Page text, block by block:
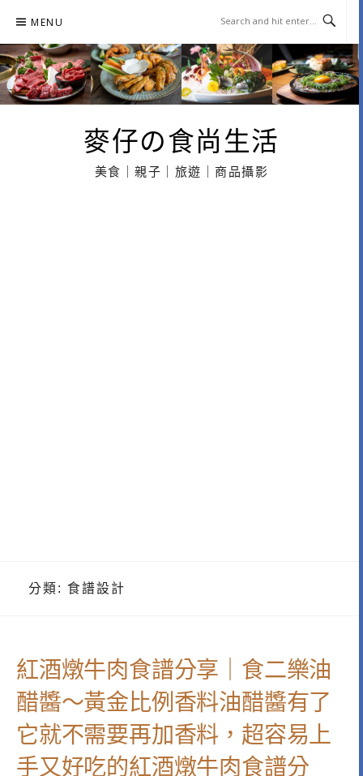
content
MENU
麥仔の食尚生活
美食｜親子｜旅遊｜商品攝影
分類: 食譜設計
紅酒燉牛肉食譜分享｜食二樂油
醋醬～黃金比例香料油醋醬有了
它就不需要再加香料，超容易上
手又好吃的紅酒燉牛肉食譜分